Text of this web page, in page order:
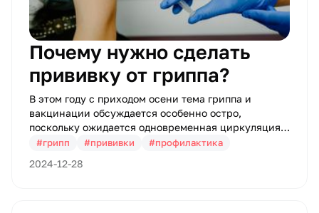
Почему нужно сделать
прививку от гриппа?
В этом году с приходом осени тема гриппа и
вакцинации обсуждается особенно остро,
поскольку ожидается одновременная циркуляция
сезонной инфекции и коронавируса. Московские
уже в начале сентября.
#грипп #прививки #профилактика
2024-12-28